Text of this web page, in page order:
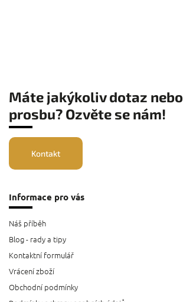
Máte jakýkoliv dotaz nebo
prosbu? Ozvěte se nám!
Kontakt
Informace pro vás
Náš příběh
Blog - rady a tipy
Kontaktní formulář
Vrácení zboží
Obchodní podmínky